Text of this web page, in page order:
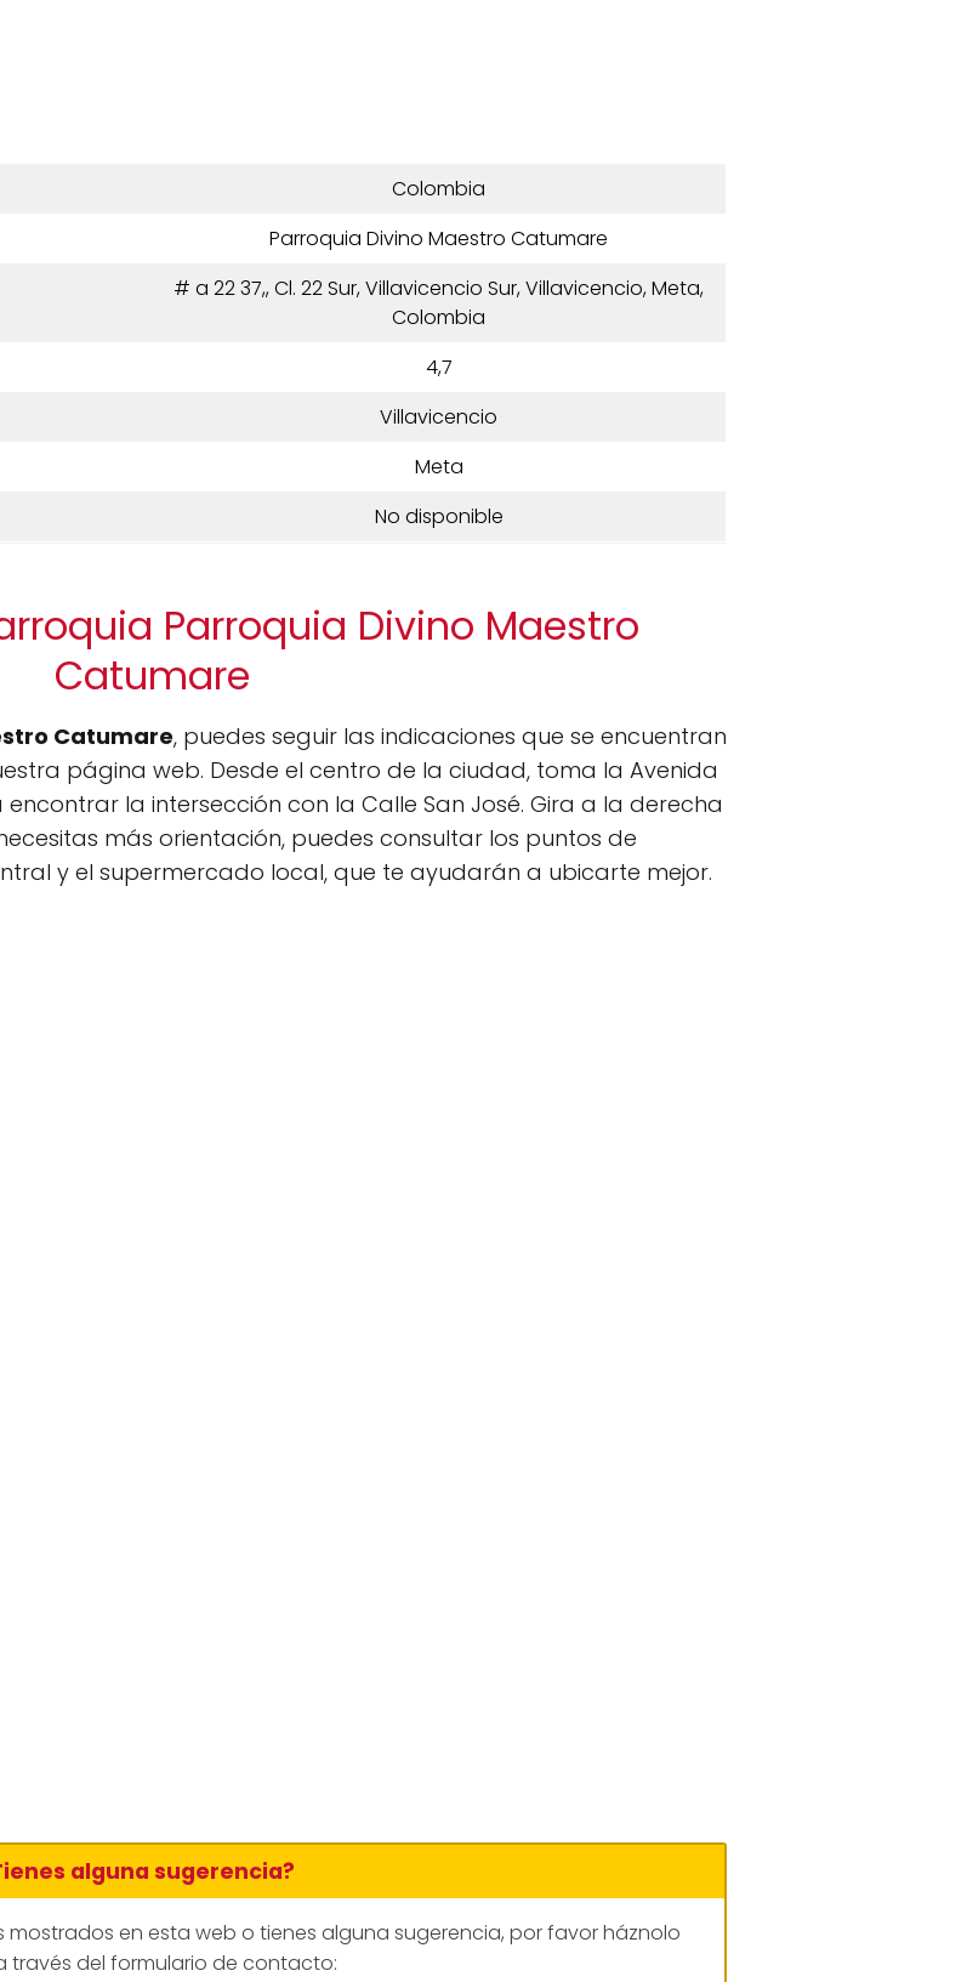
Colombia
Parroquia Divino Maestro Catumare
# a 22 37,, Cl. 22 Sur, Villavicencio Sur, Villavicencio, Meta,
Colombia
4,7
Villavicencio
Meta
No disponible
Parroquia Divino Maestro
Catumare
Catumare, puedes seguir las indicaciones que se encuentran
página web. Desde el centro de la ciudad, toma la Avenida
la intersección con la Calle San José. Gira a la derecha
más orientación, puedes consultar los puntos de
y el supermercado local, que te ayudarán a ubicarte mejor.
alguna sugerencia?
mostrados en esta web o tienes alguna sugerencia, por favor háznolo
del formulario de contacto: